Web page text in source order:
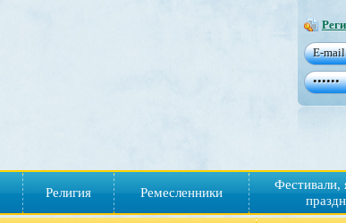
Религия Ремесленники
Фестивали,